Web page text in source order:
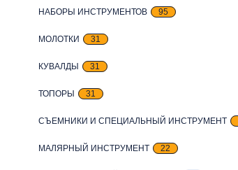
НАБОРЫ ИНСТРУМЕНТОВ 95
МОЛОТКИ 31
КУВАЛДЫ 31
ТОПОРЫ 31
СЪЕМНИКИ И СПЕЦИАЛЬНЫЙ ИНСТРУМЕНТ
МАЛЯРНЫЙ ИНСТРУМЕНТ 22